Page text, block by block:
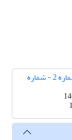
دوره 18، شماره 2 - شماره